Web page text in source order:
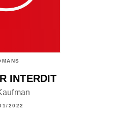
INTERDIT
2022